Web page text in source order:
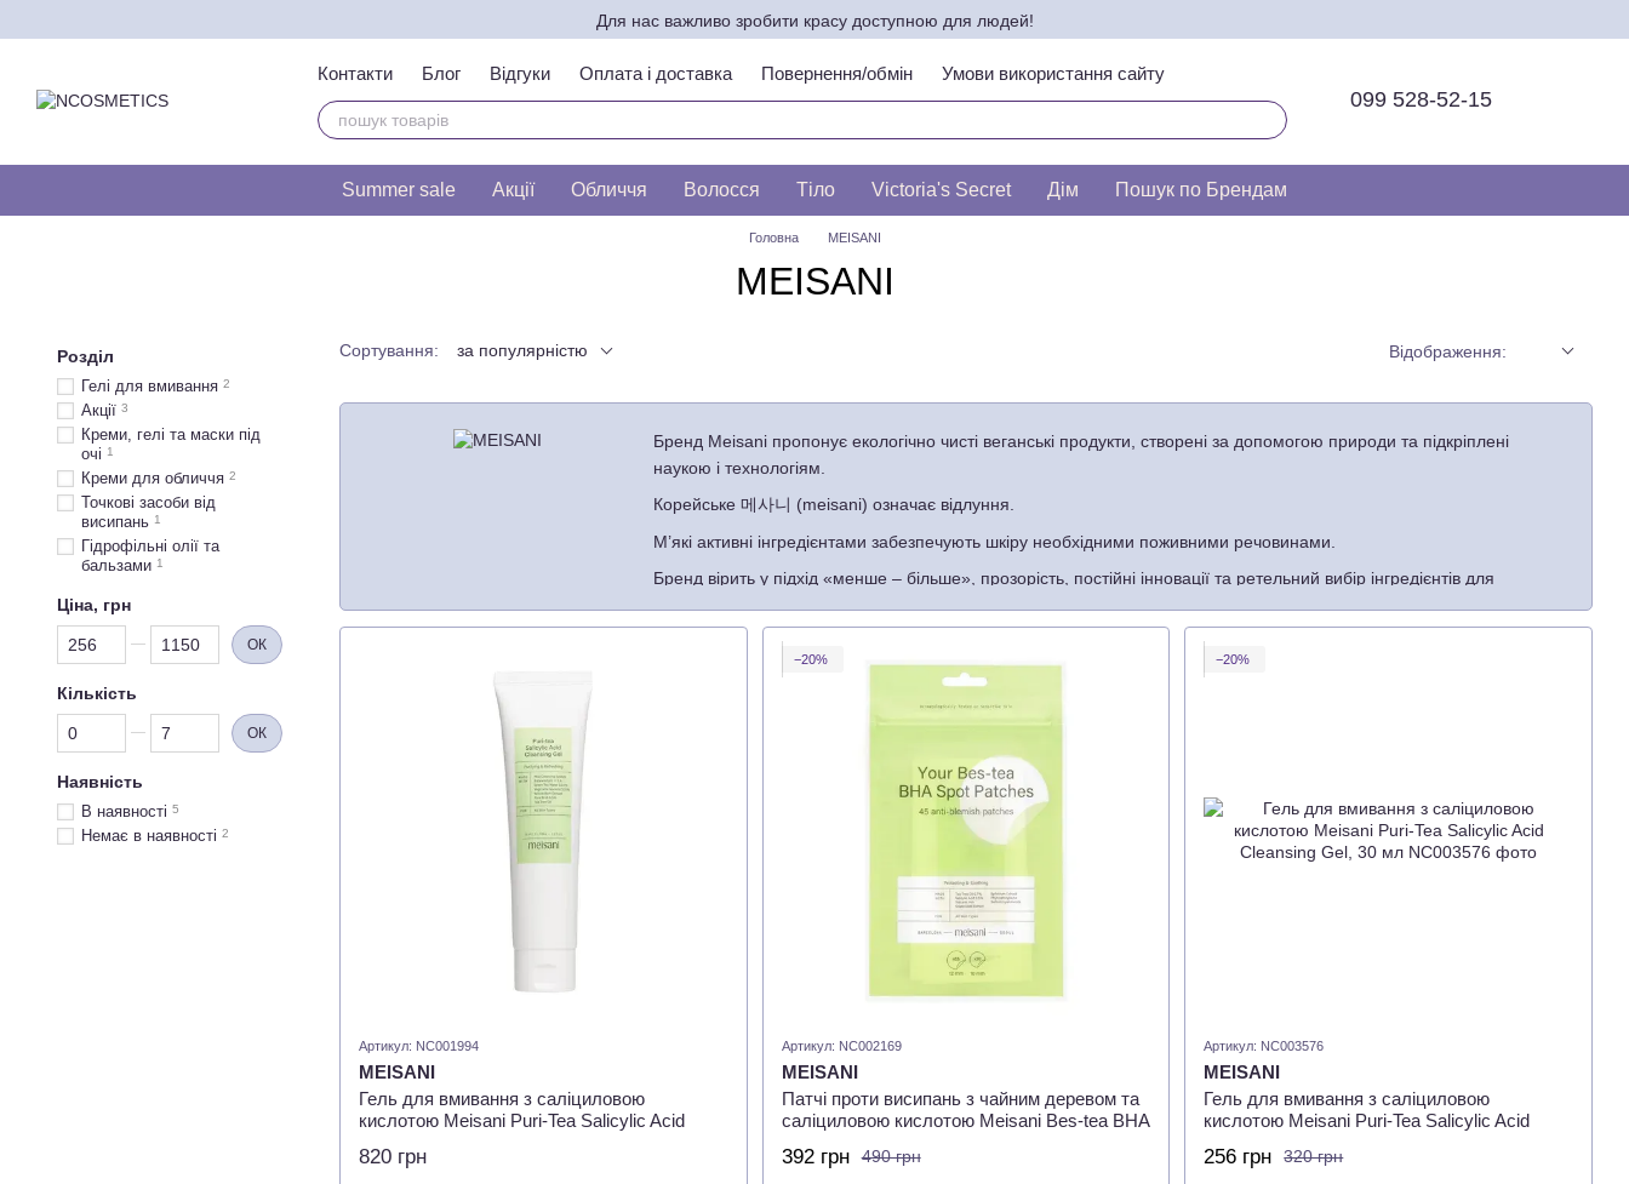
Для нас важливо зробити красу доступною для людей!
Контакти Блог Відгуки Оплата і доставка Повернення/обмін
Умови використання сайту
Тест на визначення типу шкіри по ЛЕСЛІ БАУМАНН
099 528-52-15
Summer sale Акції Обличчя Волосся Тіло Victoria's Secret Дім Пошук по Брендам
Головна MEISANI
MEISANI
Сортування: за популярністю Відображення:
Бренд Meisani пропонує екологічно чисті веганські продукти, створені за допомогою природи та підкріплені
наукою і технологіям.
Корейське 메사니 (meisani) означає відлуння.
М’які активні інгредієнтами забезпечують шкіру необхідними поживними речовинами.
Бренд вірить у підхід «менше – більше», прозорість, постійні інновації та ретельний вибір інгредієнтів для
Слоган бренду «слухай свою шкіру» надихає клієнтів прислухатися до тонких повідомлень своєї шкіри.
Артикул: NC001994
MEISANI
Гель для вмивання з саліциловою
кислотою Meisani Puri-Tea Salicylic Acid
820 грн
−20%
Артикул: NC002169
MEISANI
Патчі проти висипань з чайним деревом та
саліциловою кислотою Meisani Bes-tea BHA
490 грн
392 грн
−20%
Артикул: NC003576
MEISANI
Гель для вмивання з саліциловою
кислотою Meisani Puri-Tea Salicylic Acid
320 грн
256 грн
Розділ
Гелі для вмивання 2
Акції 3
Креми, гелі та маски під
очі 1
Креми для обличчя 2
Точкові засоби від
висипань 1
Гідрофільні олії та
бальзами 1
Ціна, грн
Від Ціна, грн
До Ціна, грн ОК
Кількість
Від Кількість
До Кількість ОК
Наявність
В наявності 5
Немає в наявності 2